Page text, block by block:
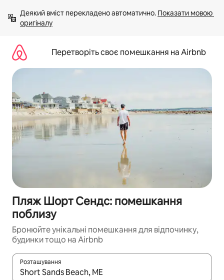
вмісту
Деякий вміст перекладено автоматично. Показати мовою
оригіналу
Перетворіть своє помешкання на Airbnb
Пляж Шорт Сендс: помешкання
поблизу
Бронюйте унікальні помешкання для відпочинку,
будинки тощо на Airbnb
Розташування
Отримавши результати пошуку, використовуйте для